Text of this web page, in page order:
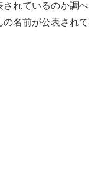
されているのか調べ
名前が公表されて